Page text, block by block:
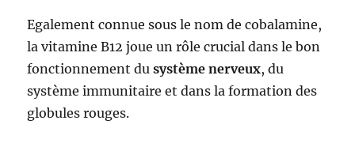
Egalement connue sous le nom de cobalamine,
la vitamine B12 joue un rôle crucial dans le bon
fonctionnement dusystème nerveux, du
système immunitaire et dans la formation des
globules rouges.